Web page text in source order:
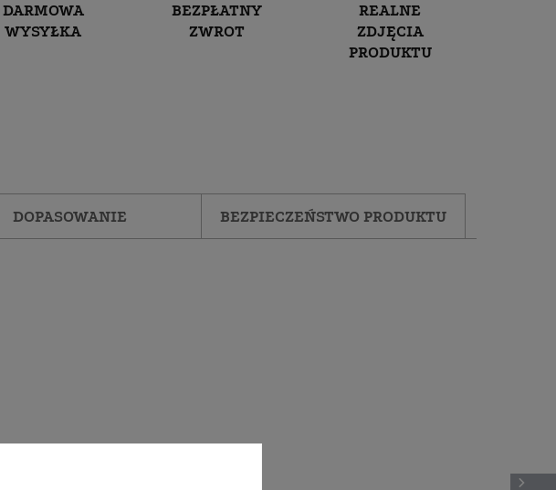
DARMOWA
WYSYŁKA
BEZPŁATNY
ZWROT
REALNE
ZDJĘCIA
PRODUKTU
DOPASOWANIE BEZPIECZEŃSTWO PRODUKTU